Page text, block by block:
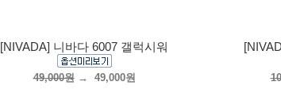
[NIVADA] 니바다 6007 갤럭시워
49,000원→ 49,000원